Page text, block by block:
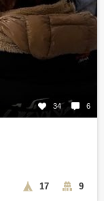
34 6
17 9